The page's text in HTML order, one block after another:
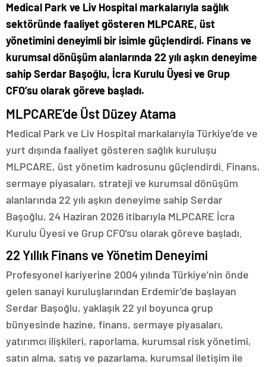
Medical Park ve Liv Hospital markalarıyla sağlık
sektöründe faaliyet gösteren MLPCARE, üst
yönetimini deneyimli bir isimle güçlendirdi. Finans ve
kurumsal dönüşüm alanlarında 22 yılı aşkın deneyime
sahip Serdar Başoğlu, İcra Kurulu Üyesi ve Grup
CFO’su olarak göreve başladı.
MLPCARE’de Üst Düzey Atama
Medical Park ve Liv Hospital markalarıyla Türkiye’de ve
yurt dışında faaliyet gösteren sağlık kuruluşu
MLPCARE, üst yönetim kadrosunu güçlendirdi. Finans,
sermaye piyasaları, strateji ve kurumsal dönüşüm
alanlarında 22 yılı aşkın deneyime sahip Serdar
Başoğlu, 24 Haziran 2026 itibarıyla MLPCARE İcra
Kurulu Üyesi ve Grup CFO’su olarak göreve başladı.
22 Yıllık Finans ve Yönetim Deneyimi
Profesyonel kariyerine 2004 yılında Türkiye’nin önde
gelen sanayi kuruluşlarından Erdemir’de başlayan
Serdar Başoğlu, yaklaşık 22 yıl boyunca grup
bünyesinde hazine, finans, sermaye piyasaları,
yatırımcı ilişkileri, raporlama, kurumsal risk yönetimi,
satın alma, satış ve pazarlama, kurumsal iletişim ile